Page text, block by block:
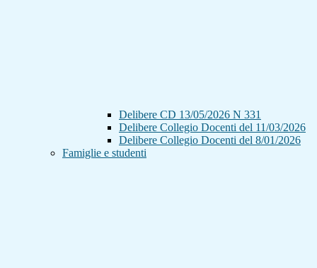
Delibere CD 13/05/2026 N 331
Delibere Collegio Docenti del 11/03/2026
Delibere Collegio Docenti del 8/01/2026
Famiglie e studenti